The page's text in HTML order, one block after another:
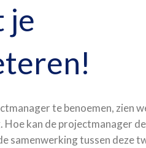
je
te benoemen, zien
Hoe kan de projectmanager de
samenwerking tussen deze